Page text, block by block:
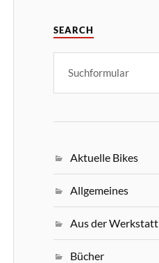
SEARCH
Aktuelle Bikes
Allgemeines
Aus der Werkstatt
Bücher